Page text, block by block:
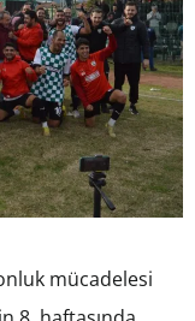
mücadelesi